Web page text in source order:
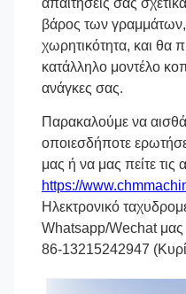
βάρος των γραμμάτων,
χωρητικότητα, και θα
κατάλληλο μοντέλο
ανάγκες σας.
Παρακαλούμε να
οποιεσδήποτε
μας ή να μας πείτε
https://
Ηλεκτρονικό
Whatsapp/Wechat μας
86-13215242947